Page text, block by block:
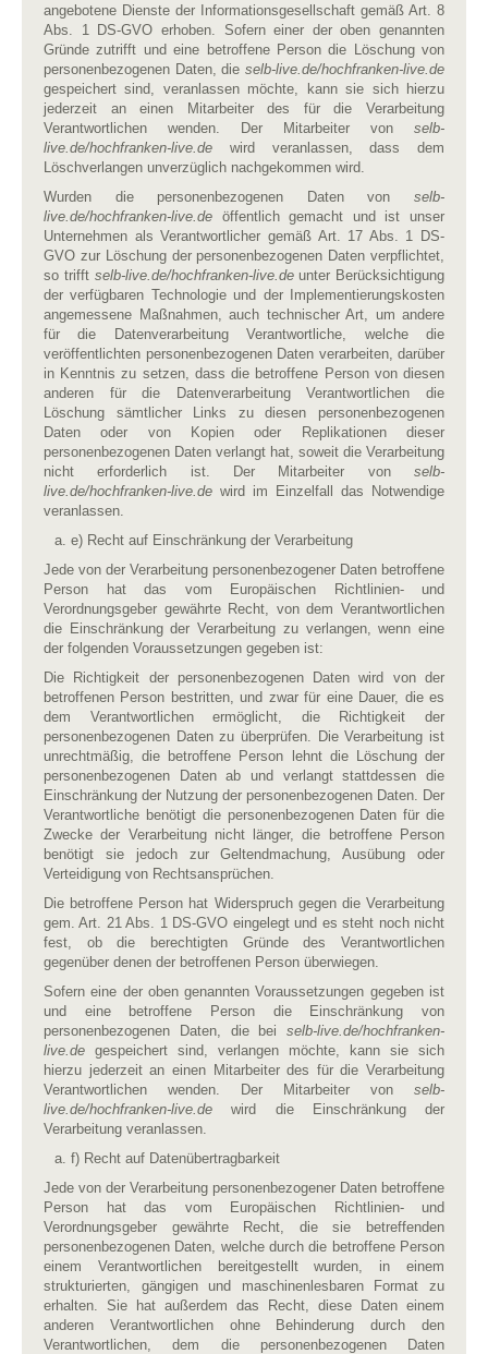
angebotene Dienste der Informationsgesellschaft gemäß Art. 8
Abs. 1 DS-GVO erhoben. Sofern einer der oben genannten
Gründe zutrifft und eine betroffene Person die Löschung von
personenbezogenen Daten, die selb-live.de/hochfranken-live.de
gespeichert sind, veranlassen möchte, kann sie sich hierzu
jederzeit an einen Mitarbeiter des für die Verarbeitung
Verantwortlichen wenden. Der Mitarbeiter von selb-
live.de/hochfranken-live.de wird veranlassen, dass dem
Löschverlangen unverzüglich nachgekommen wird.
Wurden die personenbezogenen Daten von selb-
live.de/hochfranken-live.de öffentlich gemacht und ist unser
Unternehmen als Verantwortlicher gemäß Art. 17 Abs. 1 DS-
GVO zur Löschung der personenbezogenen Daten verpflichtet,
so trifft selb-live.de/hochfranken-live.deunter Berücksichtigung
der verfügbaren Technologie und der Implementierungskosten
angemessene Maßnahmen, auch technischer Art, um andere
für die Datenverarbeitung Verantwortliche, welche die
veröffentlichten personenbezogenen Daten verarbeiten, darüber
in Kenntnis zu setzen, dass die betroffene Person von diesen
anderen für die Datenverarbeitung Verantwortlichen die
Löschung sämtlicher Links zu diesen personenbezogenen
Daten oder von Kopien oder Replikationen dieser
personenbezogenen Daten verlangt hat, soweit die Verarbeitung
nicht erforderlich ist. Der Mitarbeiter von selb-
live.de/hochfranken-live.de wird im Einzelfall das Notwendige
veranlassen.
e) Recht auf Einschränkung der Verarbeitung
Jede von der Verarbeitung personenbezogener Daten betroffene
Person hat das vom Europäischen Richtlinien- und
Verordnungsgeber gewährte Recht, von dem Verantwortlichen
die Einschränkung der Verarbeitung zu verlangen, wenn eine
der folgenden Voraussetzungen gegeben ist:
Die Richtigkeit der personenbezogenen Daten wird von der
betroffenen Person bestritten, und zwar für eine Dauer, die es
dem Verantwortlichen ermöglicht, die Richtigkeit der
personenbezogenen Daten zu überprüfen. Die Verarbeitung ist
unrechtmäßig, die betroffene Person lehnt die Löschung der
personenbezogenen Daten ab und verlangt stattdessen die
Einschränkung der Nutzung der personenbezogenen Daten. Der
Verantwortliche benötigt die personenbezogenen Daten für die
Zwecke der Verarbeitung nicht länger, die betroffene Person
benötigt sie jedoch zur Geltendmachung, Ausübung oder
Verteidigung von Rechtsansprüchen.
Die betroffene Person hat Widerspruch gegen die Verarbeitung
gem. Art. 21 Abs. 1 DS-GVO eingelegt und es steht noch nicht
fest, ob die berechtigten Gründe des Verantwortlichen
gegenüber denen der betroffenen Person überwiegen.
Sofern eine der oben genannten Voraussetzungen gegeben ist
und eine betroffene Person die Einschränkung von
personenbezogenen Daten, die bei selb-live.de/hochfranken-
live.de gespeichert sind, verlangen möchte, kann sie sich
hierzu jederzeit an einen Mitarbeiter des für die Verarbeitung
Verantwortlichen wenden. Der Mitarbeiter von selb-
live.de/hochfranken-live.de wird die Einschränkung der
Verarbeitung veranlassen.
f) Recht auf Datenübertragbarkeit
Jede von der Verarbeitung personenbezogener Daten betroffene
Person hat das vom Europäischen Richtlinien- und
Verordnungsgeber gewährte Recht, die sie betreffenden
personenbezogenen Daten, welche durch die betroffene Person
einem Verantwortlichen bereitgestellt wurden, in einem
strukturierten, gängigen und maschinenlesbaren Format zu
erhalten. Sie hat außerdem das Recht, diese Daten einem
anderen Verantwortlichen ohne Behinderung durch den
Verantwortlichen, dem die personenbezogenen Daten